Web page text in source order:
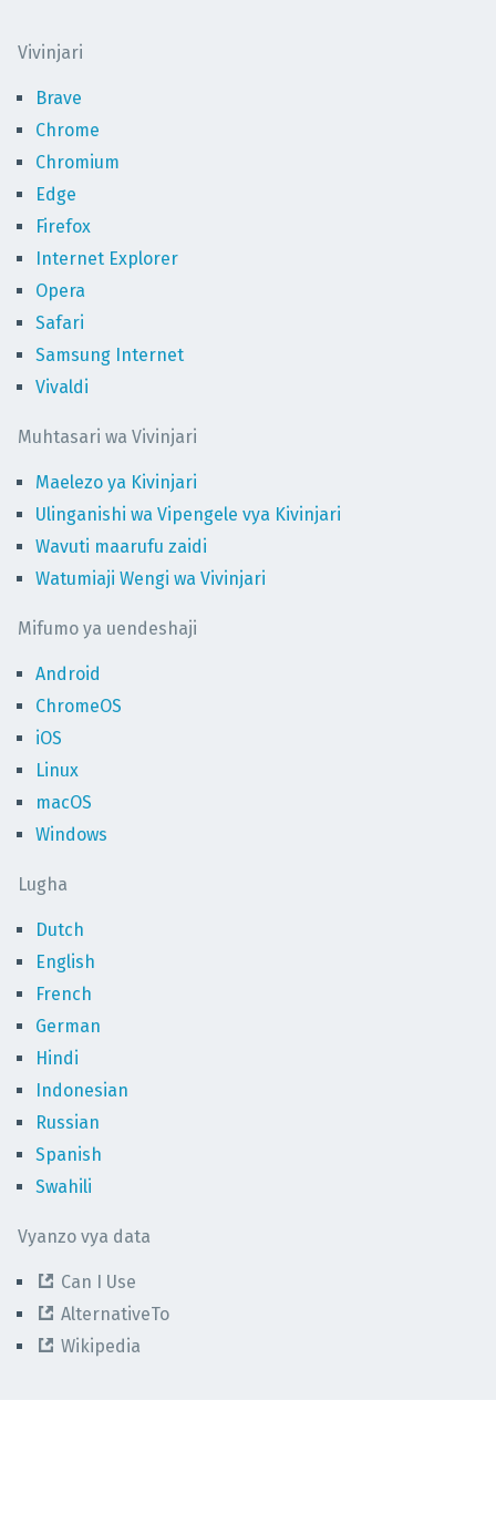
Vivinjari
Brave
Chrome
Chromium
Edge
Firefox
Internet Explorer
Opera
Safari
Samsung Internet
Vivaldi
Muhtasari wa Vivinjari
Maelezo ya Kivinjari
Ulinganishi wa Vipengele vya Kivinjari
Wavuti maarufu zaidi
Watumiaji Wengi wa Vivinjari
Mifumo ya uendeshaji
Android
ChromeOS
iOS
Linux
macOS
Windows
Lugha
Dutch
English
French
German
Hindi
Indonesian
Russian
Spanish
Swahili
Vyanzo vya data
Can I Use
AlternativeTo
Wikipedia